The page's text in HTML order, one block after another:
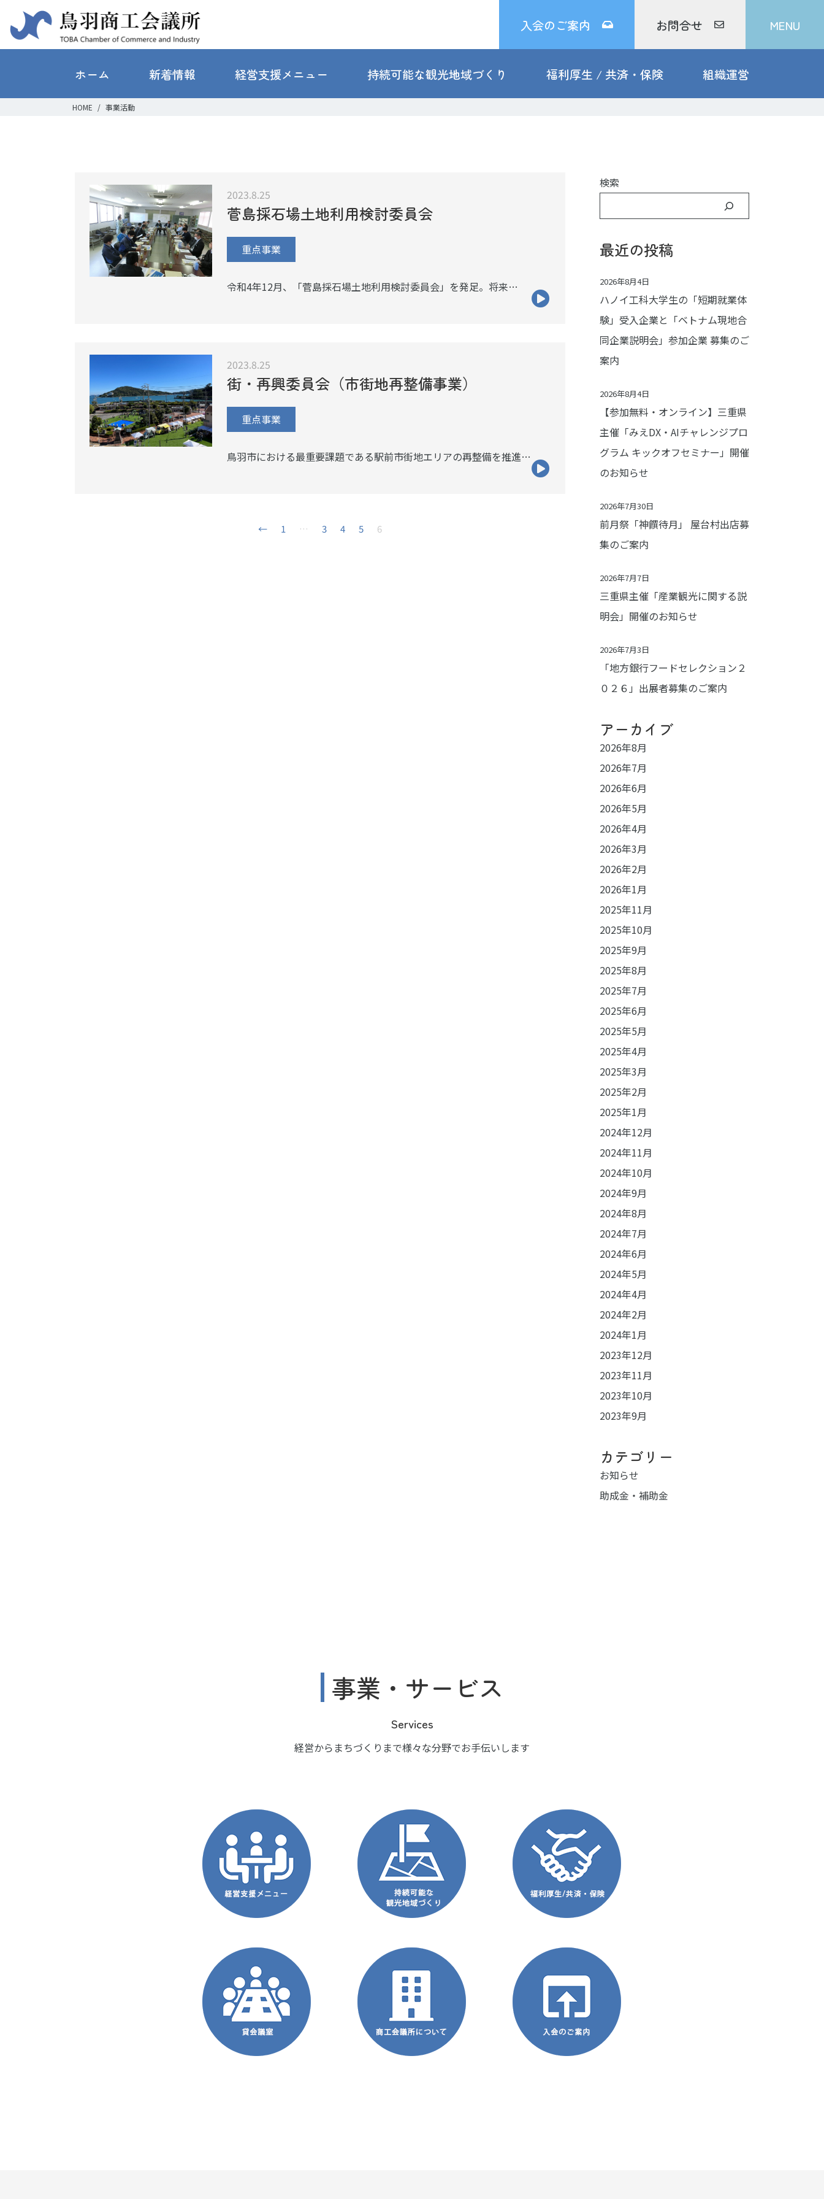
入会のご案内 お問合せ MENU
ホーム 新着情報 経営支援メニュー 持続可能な観光地域づくり 福利厚生 / 共済・保険 組織運営
HOME 事業活動
2023.8.25
菅島採石場土地利用検討委員会
重点事業
令和4年12月、「菅島採石場土地利用検討委員会」を発足。将来…
2023.8.25
街・再興委員会（市街地再整備事業）
重点事業
鳥羽市における最重要課題である駅前市街地エリアの再整備を推進…
← 1 … 3 4 5 6
検索
最近の投稿
ハノイ工科大学生の「短期就業体
験」受入企業と「ベトナム現地合
同企業説明会」参加企業 募集のご
案内
2026年8月4日
【参加無料・オンライン】三重県
主催「みえDX・AIチャレンジプロ
グラム キックオフセミナー」開催
のお知らせ
2026年8月4日
前月祭「神饌待月」 屋台村出店募
集のご案内
2026年7月30日
三重県主催「産業観光に関する説
明会」開催のお知らせ
2026年7月7日
「地方銀行フードセレクション２
０２６」出展者募集のご案内
2026年7月3日
アーカイブ
2026年8月
2026年7月
2026年6月
2026年5月
2026年4月
2026年3月
2026年2月
2026年1月
2025年11月
2025年10月
2025年9月
2025年8月
2025年7月
2025年6月
2025年5月
2025年4月
2025年3月
2025年2月
2025年1月
2024年12月
2024年11月
2024年10月
2024年9月
2024年8月
2024年7月
2024年6月
2024年5月
2024年4月
2024年2月
2024年1月
2023年12月
2023年11月
2023年10月
2023年9月
カテゴリー
お知らせ
助成金・補助金
事業・サービス
Services
経営からまちづくりまで様々な分野でお手伝いします